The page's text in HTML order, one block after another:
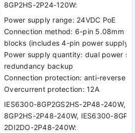
8GP2HS-2P24-120W:
Power supply range: 24VDC PoE
Connection method: 6-pin 5.08mm
blocks (includes 4-pin power supply)
Power supply quantity: dual power
redundancy backup
Connection protection: anti-reverse
Overcurrent protection: 12A
IES6300-8GP2GS2HS-2P48-240W,
8GP2HS-2P48-240W, IES6300-
2DI2DO-2P48-240W: